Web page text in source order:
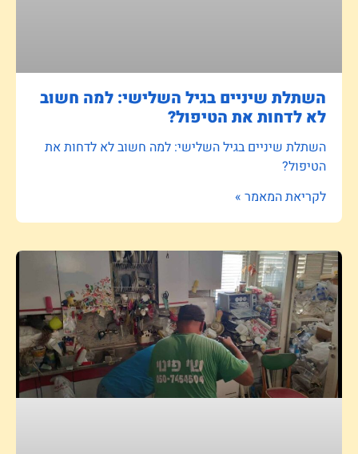
השתלת שיניים בגיל השלישי: למה חשוב
לא לדחות את הטיפול?
השתלת שיניים בגיל השלישי: למה חשוב לא לדחות את
הטיפול?
לקריאת המאמר »